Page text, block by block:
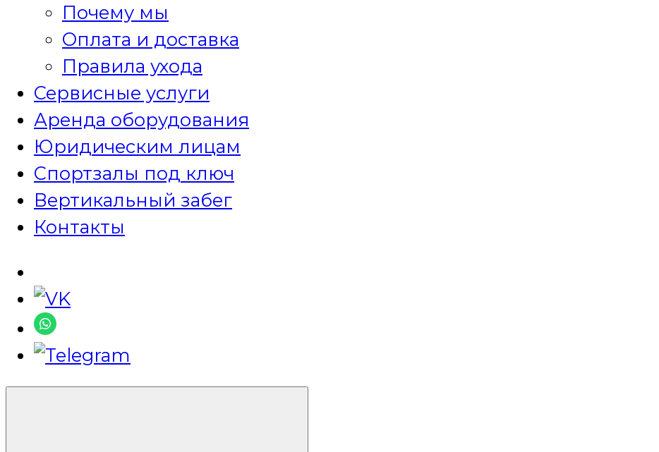
Почему мы
Оплата и доставка
Правила ухода
Сервисные услуги
Аренда оборудования
Юридическим лицам
Спортзалы под ключ
Вертикальный забег
Контакты